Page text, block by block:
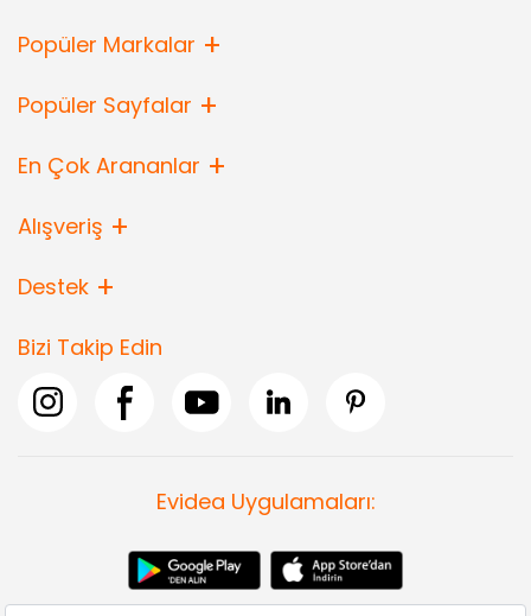
Popüler Markalar
Popüler Sayfalar
En Çok Arananlar
Alışveriş
Destek
Bizi Takip Edin
Evidea Uygulamaları: